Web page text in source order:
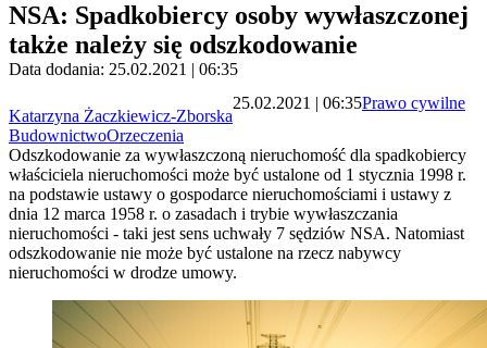
NSA: Spadkobiercy osoby wywłaszczonej
także należy się odszkodowanie
Data dodania: 25.02.2021 | 06:35
Katarzyna Żaczkiewicz-Zborska
25.02.2021 | 06:35Prawo cywilne
BudownictwoOrzeczenia
Odszkodowanie za wywłaszczoną nieruchomość dla spadkobiercy
właściciela nieruchomości może być ustalone od 1 stycznia 1998 r.
na podstawie ustawy o gospodarce nieruchomościami i ustawy z
dnia 12 marca 1958 r. o zasadach i trybie wywłaszczania
nieruchomości - taki jest sens uchwały 7 sędziów NSA. Natomiast
odszkodowanie nie może być ustalone na rzecz nabywcy
nieruchomości w drodze umowy.